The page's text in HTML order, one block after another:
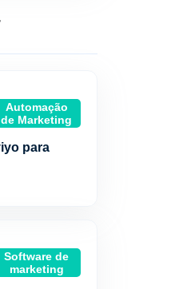
Automação
de Marketing
para
Software de
marketing